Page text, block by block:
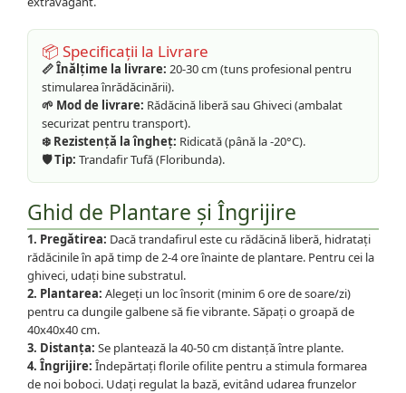
📦 Specificații la Livrare
📏 Înălțime la livrare: 20-30 cm (tuns profesional pentru
stimularea înrădăcinării).
🌱 Mod de livrare: Rădăcină liberă sau Ghiveci (ambalat
securizat pentru transport).
❄️ Rezistență la îngheț: Ridicată (până la -20°C).
🛡️ Tip: Trandafir Tufă (Floribunda).
Ghid de Plantare și Îngrijire
1. Pregătirea: Dacă trandafirul este cu rădăcină liberă, hidratați
rădăcinile în apă timp de 2-4 ore înainte de plantare. Pentru cei la
ghiveci, udați bine substratul.
2. Plantarea: Alegeți un loc însorit (minim 6 ore de soare/zi)
pentru ca dungile galbene să fie vibrante. Săpați o groapă de
40x40x40 cm.
3. Distanța: Se plantează la 40-50 cm distanță între plante.
4. Îngrijire: Îndepărtați florile ofilite pentru a stimula formarea
de noi boboci. Udați regulat la bază, evitând udarea frunzelor